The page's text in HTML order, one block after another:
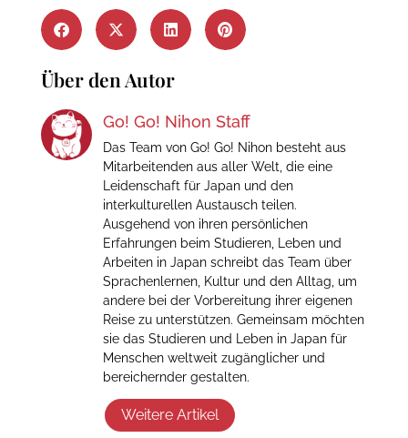
Über den Autor
Go! Go! Nihon Staff
Das Team von Go! Go! Nihon besteht aus
Mitarbeitenden aus aller Welt, die eine
Leidenschaft für Japan und den
interkulturellen Austausch teilen.
Ausgehend von ihren persönlichen
Erfahrungen beim Studieren, Leben und
Arbeiten in Japan schreibt das Team über
Sprachenlernen, Kultur und den Alltag, um
andere bei der Vorbereitung ihrer eigenen
Reise zu unterstützen. Gemeinsam möchten
sie das Studieren und Leben in Japan für
Menschen weltweit zugänglicher und
bereichernder gestalten.
Weitere Artikel